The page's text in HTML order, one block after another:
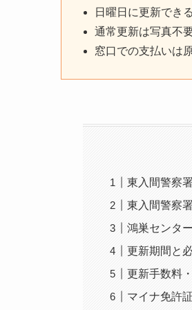
日曜日に更新でき
通常更新は写真不
窓口での支払いは
東入間警察
東入間警察
鴻巣センタ
更新期間と
更新手数料
マイナ免許